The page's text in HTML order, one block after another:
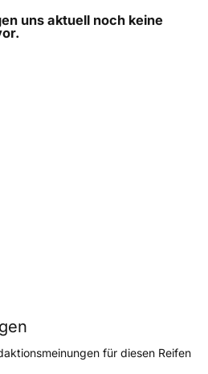
uns aktuell noch keine
km/h
für diesen Reifen